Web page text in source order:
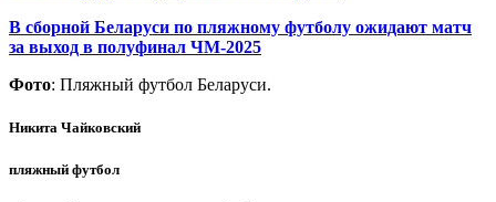
В сборной Беларуси по пляжному футболу ожидают матч
за выход в полуфинал ЧМ-2025
Фото: Пляжный футбол Беларуси.
Никита Чайковский
пляжный футбол